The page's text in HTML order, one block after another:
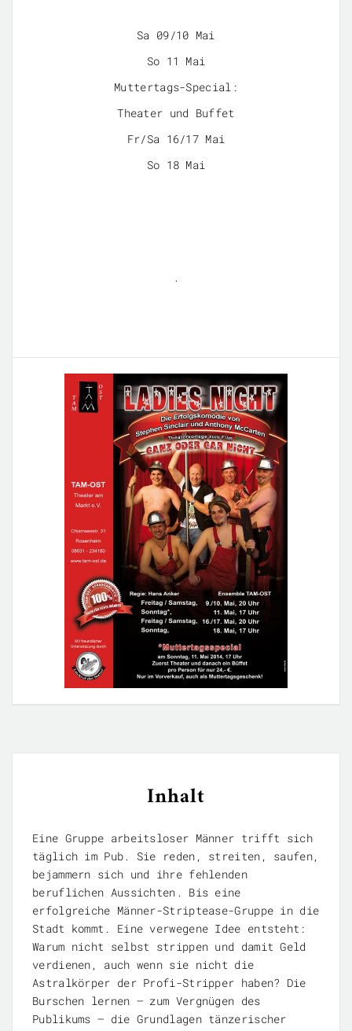
Sa 09/10 Mai
So 11 Mai
Muttertags-Special:
Theater und Buffet
Fr/Sa 16/17 Mai
So 18 Mai
.
Inhalt
Eine Gruppe arbeitsloser Männer trifft sich
täglich im Pub. Sie reden, streiten, saufen,
bejammern sich und ihre fehlenden
beruflichen Aussichten. Bis eine
erfolgreiche Männer-Striptease-Gruppe in die
Stadt kommt. Eine verwegene Idee entsteht:
Warum nicht selbst strippen und damit Geld
verdienen, auch wenn sie nicht die
Astralkörper der Profi-Stripper haben? Die
Burschen lernen – zum Vergnügen des
Publikums – die Grundlagen tänzerischer